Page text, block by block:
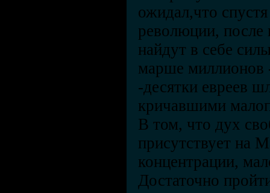
ожидал,что
революции, после
найдут в себе
марше миллионов
-десятки евреев
кричавшими
В том, что дух
присутствует на
концентрации,
Достаточно